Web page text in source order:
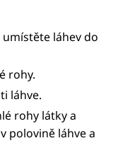
láhev do
rohy.
láhve.
rohy látky a
polovině láhve a